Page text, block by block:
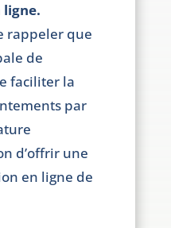
ligne.
rappeler que
de
faciliter la
par
d’offrir une
en ligne de